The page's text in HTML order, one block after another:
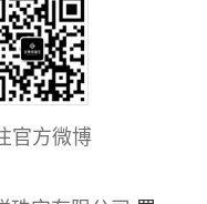
官方微博